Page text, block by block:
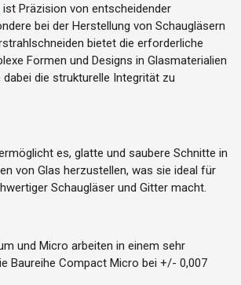
ist Präzision von entscheidender
bei der Herstellung von Schaugläsern
bietet die erforderliche
Formen und Designs in Glasmaterialien
dabei die strukturelle Integrität zu
es, glatte und saubere Schnitte in
von Glas herzustellen, was sie ideal für
Schaugläser und Gitter macht.
und Micro arbeiten in einem sehr
Baureihe Compact Micro bei +/- 0,007